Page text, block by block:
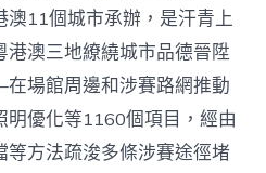
澳11個城市承辦，是汗青上
澳三地繚繞城市品德晉陞
場館周邊和涉賽路網推動
明優化等1160個項目，經由
方法疏浚多條涉賽途徑堵